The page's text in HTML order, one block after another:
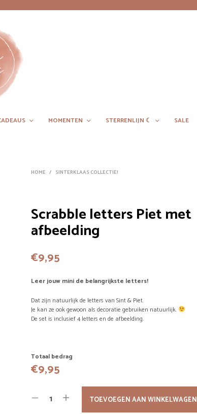
MOMENTEN STERRENLIJN ☾ SALE
HOME / SINTERKLAAS COLLECTIE!
Scrabble letters Piet met
afbeelding
€9,95
Leer jouw mini de belangrijkste letters!
Dat zijn natuurlijk de letters van Sint & Piet.
Je kan ze ook gewoon als decoratie gebruiken natuurlijk.
De set is inclusief 4 letters en de afbeelding.
Totaal bedrag
€9,95
TOEVOEGEN AAN WINKELWAGEN